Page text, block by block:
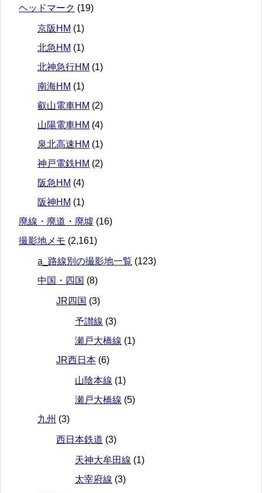
ヘッドマーク (19)
京阪HM (1)
北急HM (1)
北神急行HM (1)
南海HM (1)
叡山電車HM (2)
山陽電車HM (4)
泉北高速HM (1)
神戸電鉄HM (2)
阪急HM (4)
阪神HM (1)
廃線・廃道・廃墟 (16)
撮影地メモ (2,161)
a_路線別の撮影地一覧 (123)
中国・四国 (8)
JR四国 (3)
予讃線 (3)
瀬戸大橋線 (1)
JR西日本 (6)
山陰本線 (1)
瀬戸大橋線 (5)
九州 (3)
西日本鉄道 (3)
天神大牟田線 (1)
太宰府線 (3)